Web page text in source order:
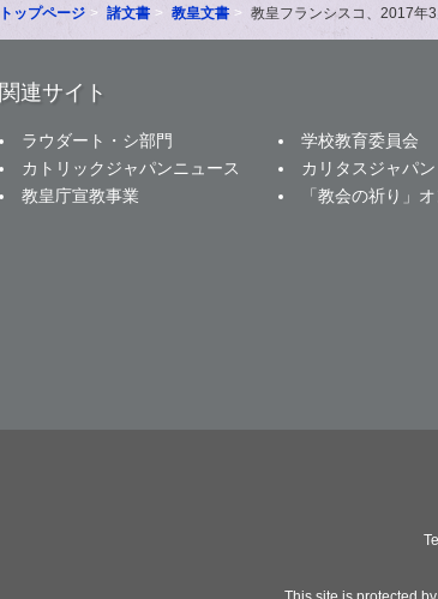
トップページ 諸文書 教皇文書 教皇フランシスコ、2017年
関連サイト
ラウダート・シ部門
学校教育委員会
カトリックジャパンニュース
カリタスジャパン
教皇庁宣教事業
「教会の祈り」